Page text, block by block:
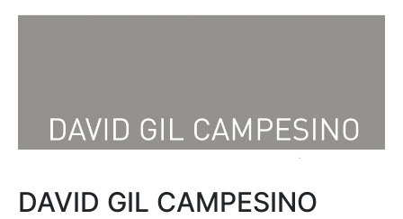
DAVID GIL CAMPESINO